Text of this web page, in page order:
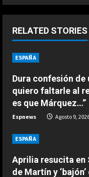
n
u
e
R
e
a
d
i
RELATED STORIES
ESPAÑA
Dura confesión de
quiero faltarle al
es que Márquez…”
Espnews Agosto 9,
ESPAÑA
Aprilia resucita en
de Martín y
2
3